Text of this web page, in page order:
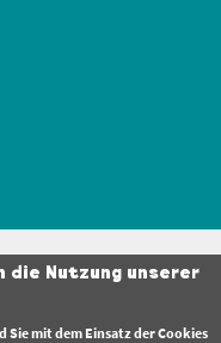
die Nutzung unserer
Sie mit dem Einsatz der Cookies